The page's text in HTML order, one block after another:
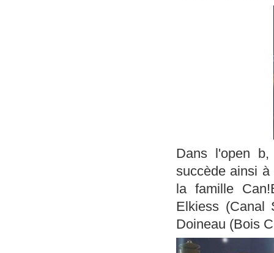
Dans l'open
succède ainsi
la famille
Elkiess (Canal
Doineau (Bois